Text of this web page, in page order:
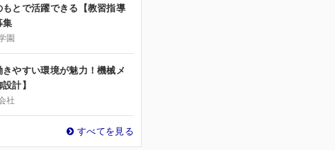
とで活躍できる【教習指導
集
園
やすい環境が魅力！機械メ
計】
社
すべてを見る